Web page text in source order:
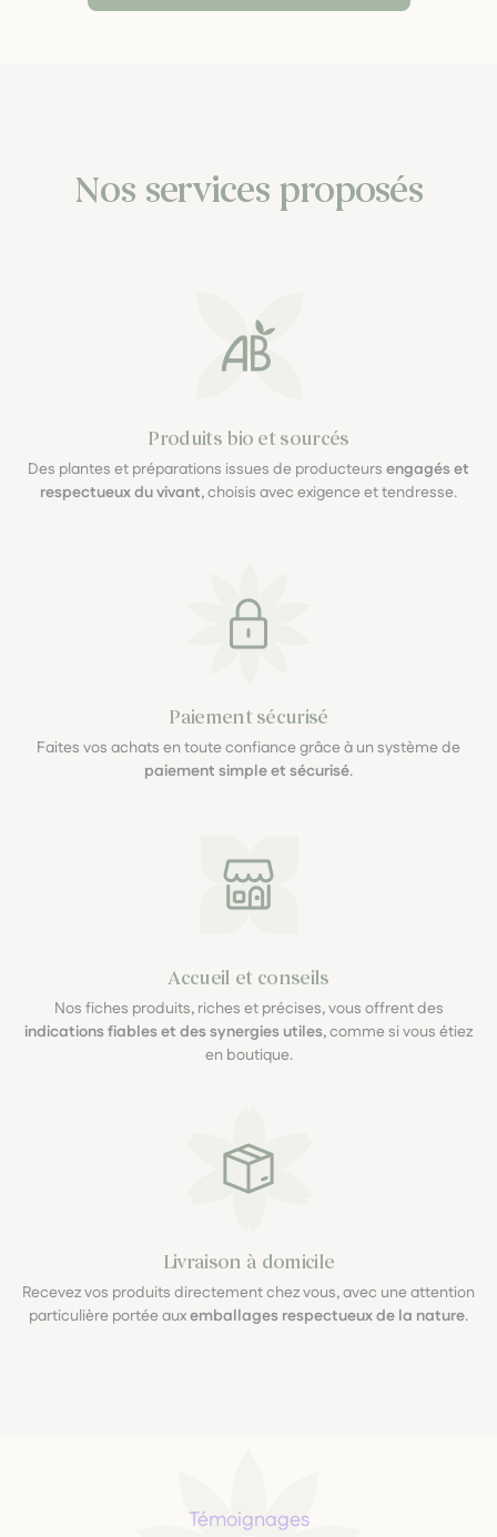
Nos services proposés
Produits bio et sourcés
Des plantes et préparations issues de producteurs engagés et
respectueux du vivant, choisis avec exigence et tendresse.
Paiement sécurisé
Faites vos achats en toute confiance grâce à un système de
paiement simple et sécurisé.
Accueil et conseils
Nos fiches produits, riches et précises, vous offrent des
indications fiables et des synergies utiles, comme si vous étiez
en boutique.
Livraison à domicile
Recevez vos produits directement chez vous, avec une attention
particulière portée auxemballages respectueux de la nature.
Témoignages